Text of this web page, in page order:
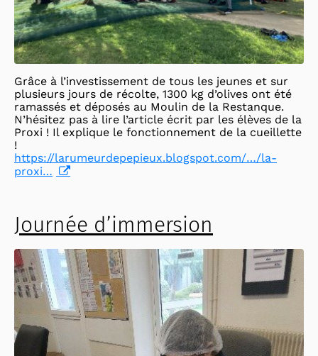
Grâce à l’investissement de tous les jeunes et sur
plusieurs jours de récolte, 1300 kg d’olives ont été
ramassés et déposés au Moulin de la Restanque.
N’hésitez pas à lire l’article écrit par les élèves de la
Proxi ! Il explique le fonctionnement de la cueillette
!
https://larumeurdepepieux.blogspot.com/…/la-
proxi…
Journée d’immersion